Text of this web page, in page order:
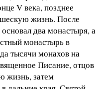
V века, позднее
жизнь. После
два монастыря, а
монастырь в
тысячи монахов на
Писание, отцов
жизнь, затем